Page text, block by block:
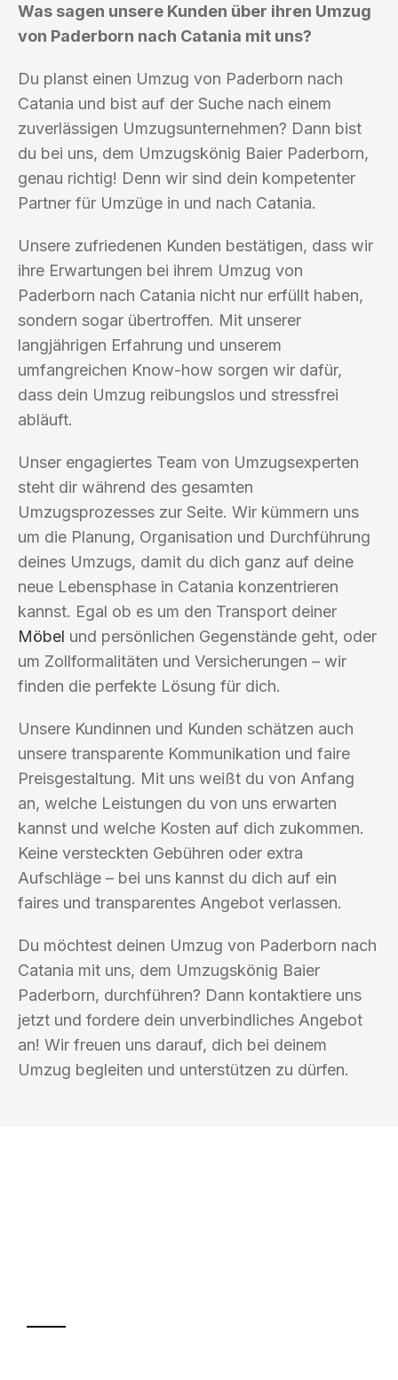
Was sagen unsere Kunden über ihren Umzug
von Paderborn nach Catania mit uns?
Du planst einen Umzug von Paderborn nach
Catania und bist auf der Suche nach einem
zuverlässigen Umzugsunternehmen? Dann bist
du bei uns, dem Umzugskönig Baier Paderborn,
genau richtig! Denn wir sind dein kompetenter
Partner für Umzüge in und nach Catania.
Unsere zufriedenen Kunden bestätigen, dass wir
ihre Erwartungen bei ihrem Umzug von
Paderborn nach Catania nicht nur erfüllt haben,
sondern sogar übertroffen. Mit unserer
langjährigen Erfahrung und unserem
umfangreichen Know-how sorgen wir dafür,
dass dein Umzug reibungslos und stressfrei
abläuft.
Unser engagiertes Team von Umzugsexperten
steht dir während des gesamten
Umzugsprozesses zur Seite. Wir kümmern uns
um die Planung, Organisation und Durchführung
deines Umzugs, damit du dich ganz auf deine
neue Lebensphase in Catania konzentrieren
kannst. Egal ob es um den Transport deiner
Möbel und persönlichen Gegenstände geht, oder
um Zollformalitäten und Versicherungen – wir
finden die perfekte Lösung für dich.
Unsere Kundinnen und Kunden schätzen auch
unsere transparente Kommunikation und faire
Preisgestaltung. Mit uns weißt du von Anfang
an, welche Leistungen du von uns erwarten
kannst und welche Kosten auf dich zukommen.
Keine versteckten Gebühren oder extra
Aufschläge – bei uns kannst du dich auf ein
faires und transparentes Angebot verlassen.
Du möchtest deinen Umzug von Paderborn nach
Catania mit uns, dem Umzugskönig Baier
Paderborn, durchführen? Dann kontaktiere uns
jetzt und fordere dein unverbindliches Angebot
an! Wir freuen uns darauf, dich bei deinem
Umzug begleiten und unterstützen zu dürfen.